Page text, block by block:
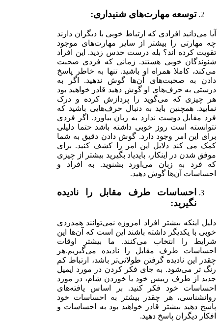
توسعه مهارت‌های شنیداری:
آیا می‌دانید افرادی که ارتباط خوبی با دیگران دارند
چه مهارتی را بیشتر از سایر مهارت‌های موجود
تقویت کرده اند؟ بله درست حدس زدید. این افراد
شنوندگان خوبی هستند. زمانی که فردی صحبت
می‌کند، کاملا همراه او باشید. تنها به خاطر پاسخ
دادن به صحبت‌های آن‌ها گوش ندهید. اگر به
درستی به حرف‌های او گوش دهید قادر خواهید بود
هر چیزی که می‌گوید را پردازش کرده و درک
نمایید. همچنین باید به دنبال حرف‌هایی باشید که
فرد مقابل دوست ندارد به زبان بیاورد. اگر فردی
نتوانسته است روز خوبی داشته باشد حتما دلیلی
برای این امر وجود دارد. گوش دادن دقیق به شما
کمک می کند دلایل این امر را کشف کنید. برای
موفق شدن در اینکار، بایدیاد بگیرید بیشتر از چیزی
که فرد به زبان می‌اورد بشنوید. به افراد و
احساسات آن‌ها گوش دهید.
احساسات طرف مقابل را نادیده
نگیرید:
دلیل اینکه بیشتر افراد امروزه نمی‌توانند همدردی
خوبی با یکدیگر داشته باشند این است که آن‌ها این
شرایط را انتخاب می‌کنند. ما بیشتر اوقات
احساسات طرف مقابل را نادیده می‌گیریم.هر
چقدر این نادیده گرفتن طولانی‌تر باشد، ارتباط کم
رنگ تر می‌شود. به جای فکر کردن در مورد ایمیل
جدید از طرف رییس خود یا خوردن شام، در مورد
احساسات خود فکر کنید. بر اساس یافته‌های
روانشناسی، هر چقدر بیشتر به احساسات خود
پاسخ دهید بیشتر قادر خواهید بود به احساسات و
افکار دیگران پاسخ دهید.